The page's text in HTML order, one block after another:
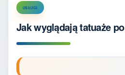
USŁUGI
Jak wyglądają tatuaże